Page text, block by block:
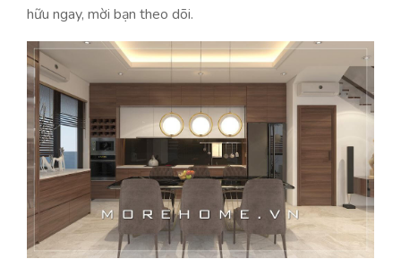
hữu ngay, mời bạn theo dõi.